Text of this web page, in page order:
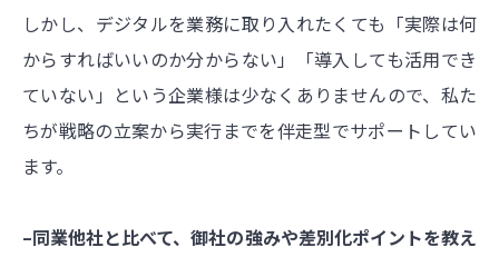
しかし、デジタルを業務に取り入れたくても「実際は何
からすればいいのか分からない」「導入しても活用でき
ていない」という企業様は少なくありませんので、私た
ちが戦略の立案から実行までを伴走型でサポートしてい
ます。
–同業他社と比べて、御社の強みや差別化ポイントを教え